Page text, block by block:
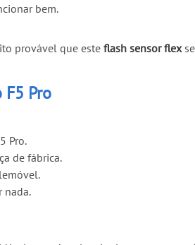
bem.
provável que esteflash sensor flex
Pro
Pro.
de fábrica.
nada.